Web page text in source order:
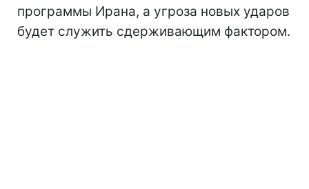
программы Ирана, а угроза новых ударов
будет служить сдерживающим фактором.